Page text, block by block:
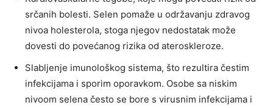
srčanih bolesti. Selen pomaže u održavanju zdravog
nivoa holesterola, stoga njegov nedostatak može
dovesti do povećanog rizika od ateroskleroze.
Slabljenje imunološkog sistema, što rezultira čestim
infekcijama i sporim oporavkom. Osobe sa niskim
nivoom selena često se bore s virusnim infekcijama i